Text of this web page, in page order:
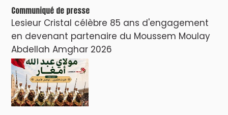
Communiqué de presse
Lesieur Cristal célèbre 85 ans d'engagement
en devenant partenaire du Moussem Moulay
Abdellah Amghar 2026